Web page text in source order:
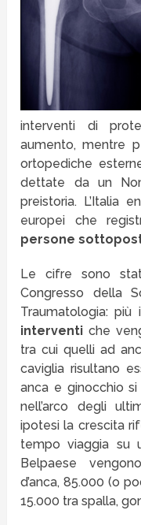
interventi di
aumento, mentre
ortopediche
dettate da un
preistoria. L’Italia
europei che
persone
Le cifre sono
Congresso della
Traumatologia: più
interventi che
tra cui quelli ad
caviglia risultano
anca e ginocchio
nell’arco degli
ipotesi la crescita
tempo viaggia su
Belpaese
d’anca, 85.000 (o
15.000 tra spalla,